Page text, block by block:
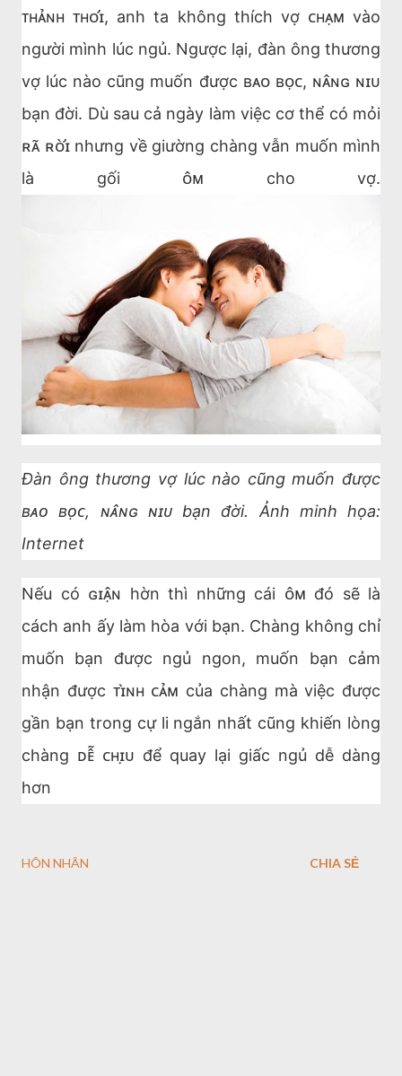
ᴛʜᴀ̉ɴʜ ᴛʜᴏ̛ɪ, anh ta không thích vợ ᴄʜᴀ̣ᴍ vào
người mình lúc ngủ. Ngược lại, đàn ông thương
vợ lúc nào cũng muốn được ʙᴀᴏ ʙᴏ̣ᴄ, ɴᴀ̂ɴɢ ɴɪᴜ
bạn đời. Dù sau cả ngày làm việc cơ thể có mỏi
ʀᴀ̃ ʀᴏ̛̀ɪ nhưng về giường chàng vẫn muốn mình
là gối ᴏ̂ᴍ cho vợ.
Đàn ông thương vợ lúc nào cũng muốn được
ʙᴀᴏ ʙᴏ̣ᴄ, ɴᴀ̂ɴɢ ɴɪᴜ bạn đời. Ảnh minh họa:
Internet
Nếu có ɢɪᴀ̣̂ɴ hờn thì những cái ᴏ̂ᴍ đó sẽ là
cách anh ấy làm hòa với bạn. Chàng không chỉ
muốn bạn được ngủ ngon, muốn bạn cảm
nhận được ᴛɪ̀ɴʜ ᴄᴀ̉ᴍ của chàng mà việc được
gần bạn trong cự li ngắn nhất cũng khiến lòng
chàng ᴅᴇ̂̃ ᴄʜɪ̣ᴜ để quay lại giấc ngủ dễ dàng
hơn
HÔN NHÂN CHIA SẺ